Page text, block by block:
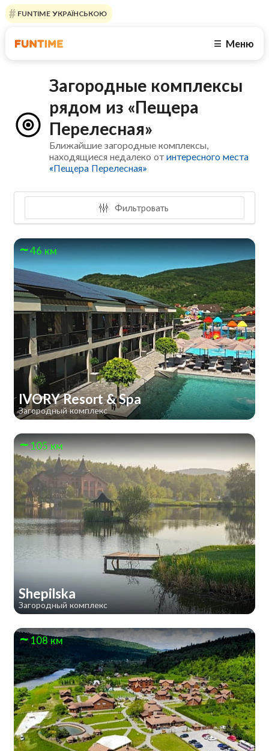
FUNTIME УКРАЇНСЬКОЮ
☰ Меню
Загородные комплексы
рядом из «Пещера
Перелесная»
Ближайшие загородные комплексы,
находящиеся недалеко отинтересного места
«Пещера Перелесная»
Фильтровать
46 км
IVORY Resort & Spa
Загородный комплекс
105 км
Shepilska
Загородный комплекс
108 км